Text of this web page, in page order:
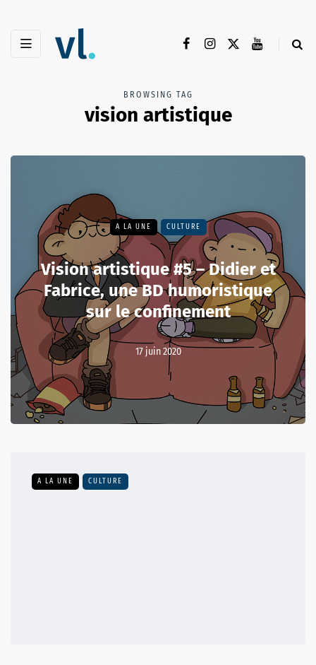
BROWSING TAG
vision artistique
A LA UNE CULTURE
Vision artistique #5 – Didier et
Fabrice, une BD humoristique
sur le confinement
17 juin 2020
A LA UNE CULTURE